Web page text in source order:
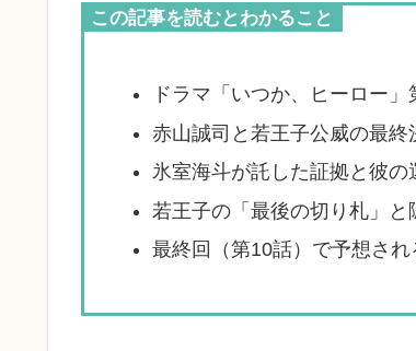
この記事を読むとわかること
ドラマ「いつか、ヒーロー
赤山誠司と若王子公威の最終
氷室海斗が託した証拠と彼の
若王子の「最後の切り札」
最終回（第10話）で予想さ